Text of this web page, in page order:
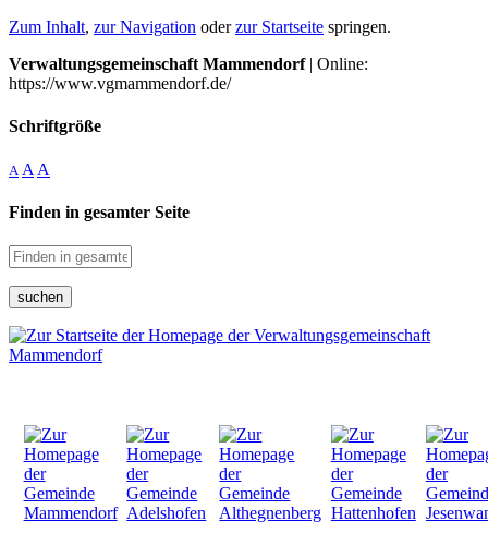
Zum Inhalt, zur Navigation oderzur Startseite springen.
Verwaltungsgemeinschaft Mammendorf| Online:
https://www.vgmammendorf.de/
Schriftgröße
A A A
Finden in gesamter Seite
suchen